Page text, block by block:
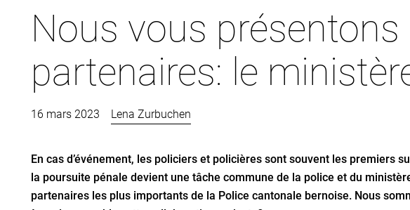
Nous vous présentons
partenaires: le
16 mars 2023 Lena Zurbuchen
En cas d’événement, les policiers et policières sont souvent les premiers
la poursuite pénale devient une tâche commune de la police et du
partenaires les plus importants de la Police cantonale bernoise. Nous